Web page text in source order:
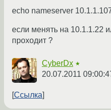
echo nameserver
если менять на 10.1.1.22
проходит ?
CyberDx ★
20.07.2011
Ссылка